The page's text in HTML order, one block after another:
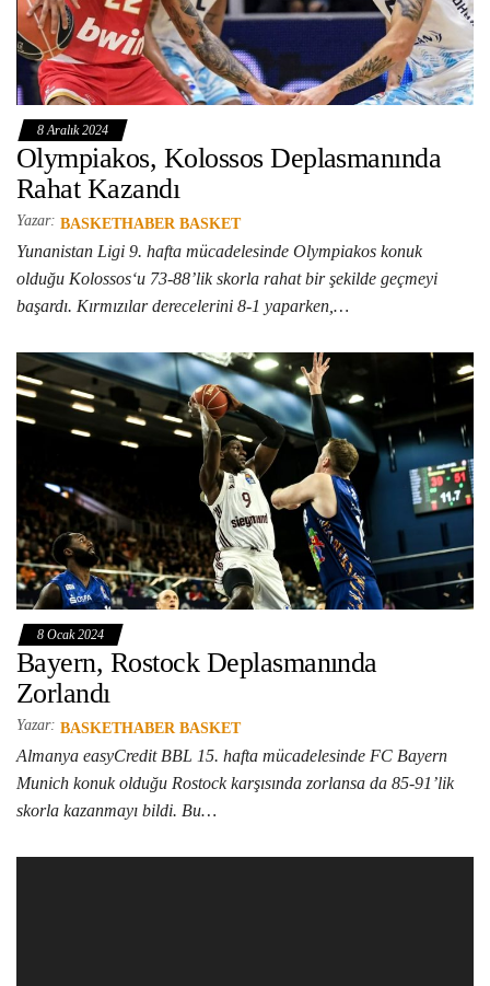
8 Aralık 2024
Olympiakos, Kolossos Deplasmanında
Rahat Kazandı
Yazar: BASKETHABER BASKET
Yunanistan Ligi 9. hafta mücadelesinde Olympiakos konuk
olduğu Kolossos‘u 73-88’lik skorla rahat bir şekilde geçmeyi
başardı. Kırmızılar derecelerini 8-1 yaparken,…
8 Ocak 2024
Bayern, Rostock Deplasmanında
Zorlandı
Yazar: BASKETHABER BASKET
Almanya easyCredit BBL 15. hafta mücadelesinde FC Bayern
Munich konuk olduğu Rostock karşısında zorlansa da 85-91’lik
skorla kazanmayı bildi. Bu…